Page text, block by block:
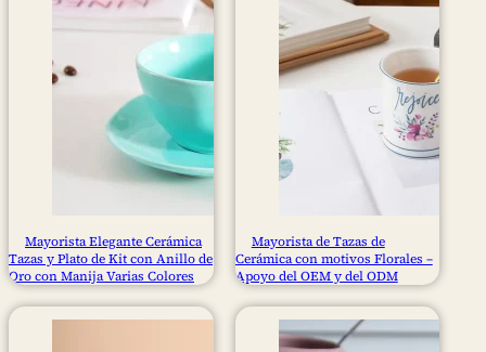
Mayorista Elegante Cerámica
Tazas y Plato de Kit con Anillo de
Oro con Manija Varias Colores
Mayorista de Tazas de
Cerámica con motivos Florales –
Apoyo del OEM y del ODM